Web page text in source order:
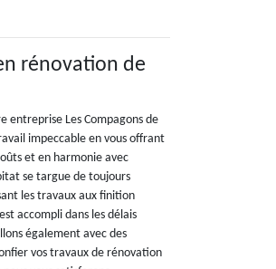
rénovation de
entreprise Les Compagons de
impeccable en vous offrant
et en harmonie avec
se targue de toujours
les travaux aux finition
accompli dans les délais
également avec des
vos travaux de rénovation